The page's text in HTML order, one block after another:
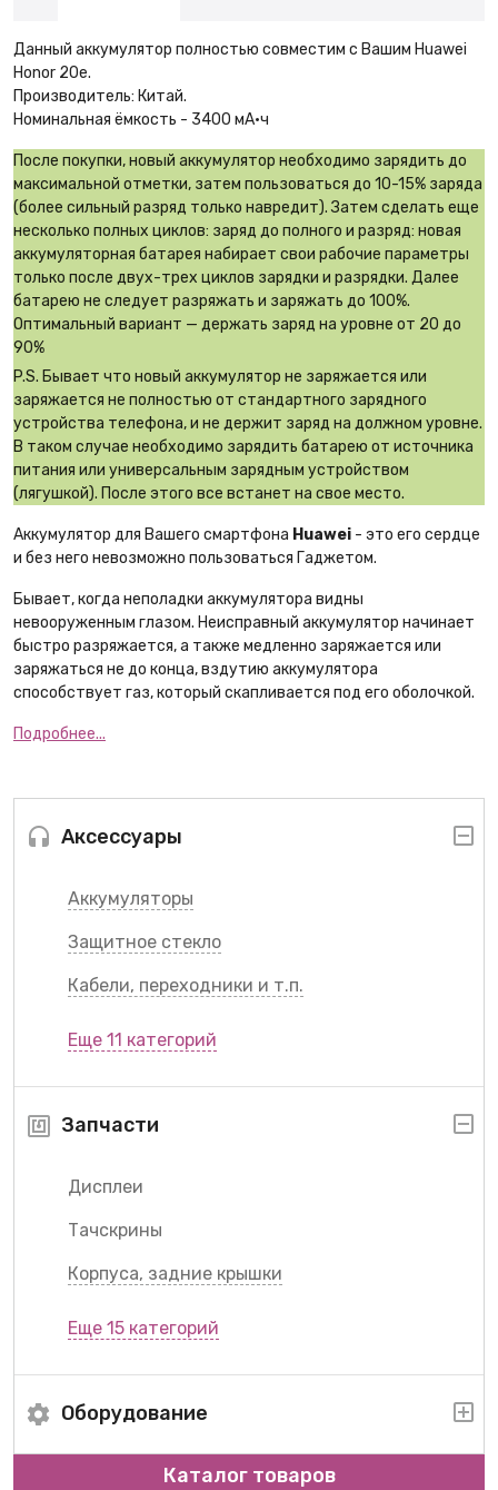
Аксессуары
Аккумуляторы
Защитное стекло
Кабели, переходники и т.п.
Еще 11 категорий
Запчасти
Дисплеи
Тачскрины
Корпуса, задние крышки
Еще 15 категорий
Оборудование
Каталог товаров
Данный аккумулятор полностью совместим с Вашим Huawei
Honor 20e.
Производитель: Китай.
Номинальная ёмкость - 3400 мА·ч
После покупки, новый аккумулятор необходимо зарядить до
максимальной отметки, затем пользоваться до 10-15% заряда
(более сильный разряд только навредит). Затем сделать еще
несколько полных циклов: заряд до полного и разряд: новая
аккумуляторная батарея набирает свои рабочие параметры
только после двух-трех циклов зарядки и разрядки. Далее
батарею не следует разряжать и заряжать до 100%.
Оптимальный вариант — держать заряд на уровне от 20 до
90%
P.S. Бывает что новый аккумулятор не заряжается или
заряжается не полностью от стандартного зарядного
устройства телефона, и не держит заряд на должном уровне.
В таком случае необходимо зарядить батарею от источника
питания или универсальным зарядным устройством
(лягушкой). После этого все встанет на свое место.
Аккумулятор для Вашего смартфона Huawei - это его сердце
и без него невозможно пользоваться Гаджетом.
Бывает, когда неполадки аккумулятора видны
невооруженным глазом. Неисправный аккумулятор начинает
быстро разряжается, а также медленно заряжается или
заряжаться не до конца, вздутию аккумулятора
способствует газ, который скапливается под его оболочкой.
Подробнее...